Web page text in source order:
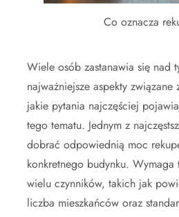
Co oznacza
Wiele osób zastanawia się nad
najważniejsze aspekty
jakie pytania najczęściej
tego tematu. Jednym z
dobrać odpowiednią moc
konkretnego budynku.
wielu czynników, takich jak
liczba mieszkańców oraz